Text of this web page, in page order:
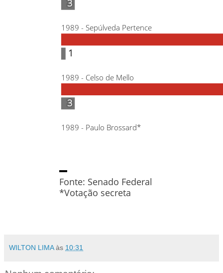
1989 - Paulo Brossard*
1989 - Celso de Mello
1989 - Sepúlveda Pertence
3
3
1
1
3
3
Fonte: Senado Federal
*Votação secreta
WILTON LIMA às 10:31